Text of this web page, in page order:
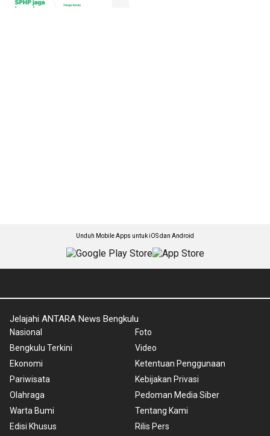
Unduh Mobile Apps untuk iOS dan Android
Jelajahi ANTARA News Bengkulu
Nasional
Bengkulu Terkini
Ekonomi
Pariwisata
Olahraga
Warta Bumi
Edisi Khusus
Foto
Video
Ketentuan Penggunaan
Kebijakan Privasi
Pedoman Media Siber
Tentang Kami
Rilis Pers